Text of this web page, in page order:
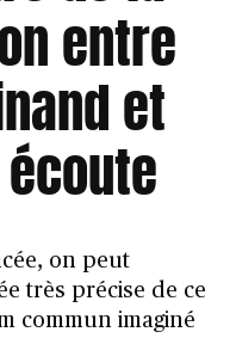
entre
et
, on peut
très précise de ce
commun imaginé